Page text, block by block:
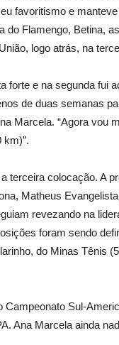
favoritismo e
do Flamengo, Betina,
logo atrás, na
forte e na segunda fui
de duas semanas
Marcela. “Agora vou
km)”.
terceira colocação. A
Matheus
revezando na
foram sendo
do Minas Tênis
Sul-
Ana Marcela ainda